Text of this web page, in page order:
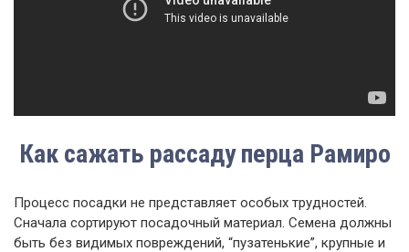
Как сажать рассаду перца Рамиро
Процесс посадки не представляет особых трудностей.
Сначала сортируют посадочный материал. Семена должны
быть без видимых повреждений, “пузатенькие”, крупные и